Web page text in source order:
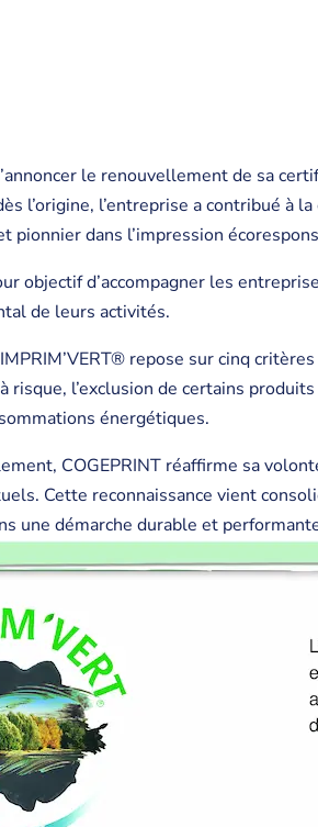
le renouvellement de sa
l’origine, l’entreprise a contribué
pionnier dans l’impression
objectif d’accompagner les
de leurs activités.
repose sur cinq
risque, l’exclusion de certains
énergétiques.
COGEPRINT réaffirme sa
Cette reconnaissance vient
une démarche durable et